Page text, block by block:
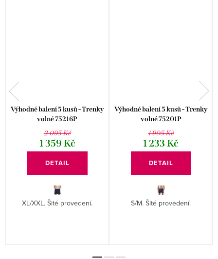
Výhodné balení 5 kusů - Trenky
volné 75216P
2 095 Kč
1 359 Kč
DETAIL
XL/XXL. Šité provedení.
Výhodné balení 5 kusů - Trenky
volné 75201P
1 905 Kč
1 233 Kč
DETAIL
S/M. Šité provedení.